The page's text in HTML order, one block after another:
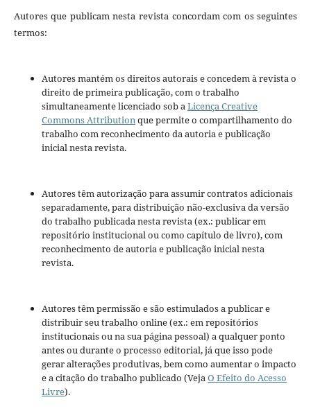
Autores que publicam nesta revista concordam com os seguintes
termos:
Autores mantém os direitos autorais e concedem à revista o
direito de primeira publicação, com o trabalho
simultaneamente licenciado sob aLicença Creative
Commons Attributionque permite o compartilhamento do
trabalho com reconhecimento da autoria e publicação
inicial nesta revista.
Autores têm autorização para assumir contratos adicionais
separadamente, para distribuição não-exclusiva da versão
do trabalho publicada nesta revista (ex.: publicar em
repositório institucional ou como capítulo de livro), com
reconhecimento de autoria e publicação inicial nesta
revista.
Autores têm permissão e são estimulados a publicar e
distribuir seu trabalho online (ex.: em repositórios
institucionais ou na sua página pessoal) a qualquer ponto
antes ou durante o processo editorial, já que isso pode
gerar alterações produtivas, bem como aumentar o impacto
e a citação do trabalho publicado (VejaO Efeito do Acesso
Livre).